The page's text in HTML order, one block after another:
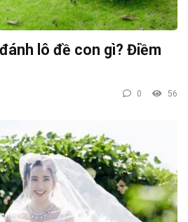
lô đề con gì? Điềm
0 56